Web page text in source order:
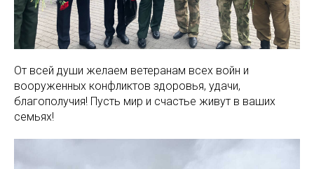
От всей души желаем ветеранам всех войн и
вооруженных конфликтов здоровья, удачи,
благополучия! Пусть мир и счастье живут в ваших
семьях!